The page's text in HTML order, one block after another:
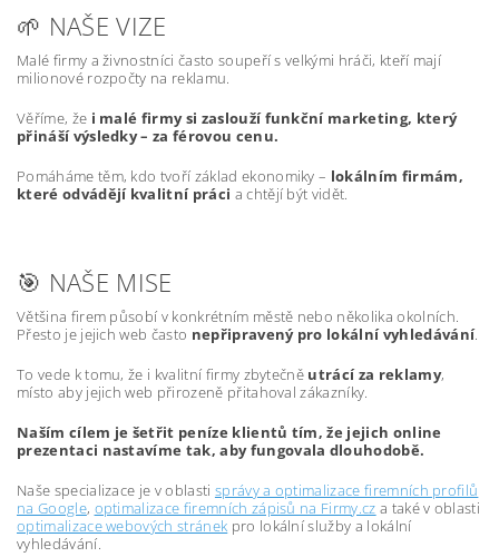
🌱 NAŠE VIZE
Malé firmy a živnostníci často soupeří s velkými hráči, kteří mají
milionové rozpočty na reklamu.
Věříme, že i malé firmy si zaslouží funkční marketing, který
přináší výsledky – za férovou cenu.
Pomáháme těm, kdo tvoří základ ekonomiky – lokálním firmám,
které odvádějí kvalitní práci a chtějí být vidět.
🎯 NAŠE MISE
Většina firem působí v konkrétním městě nebo několika okolních.
Přesto je jejich web často nepřipravený pro lokální vyhledávání.
To vede k tomu, že i kvalitní firmy zbytečně utrácí za reklamy,
místo aby jejich web přirozeně přitahoval zákazníky.
Naším cílem je šetřit peníze klientů tím, že jejich online
prezentaci nastavíme tak, aby fungovala dlouhodobě.
Naše specializace je v oblasti správy a optimalizace firemních profilů
na Google, optimalizace firemních zápisů na Firmy.cz a také v oblasti
optimalizace webových stránek pro lokální služby a lokální
vyhledávání.